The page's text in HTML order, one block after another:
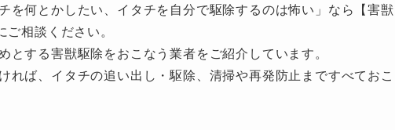
を何とかしたい、イタチを自分で駆除するのは怖い」なら【害獣
ご相談ください。
とする害獣駆除をおこなう業者をご紹介しています。
れば、イタチの追い出し・駆除、清掃や再発防止まですべておこ